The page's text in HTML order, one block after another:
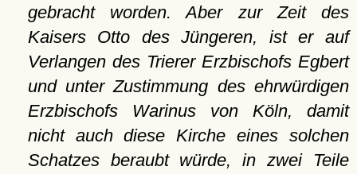
gebracht worden. Aber zur Zeit des
Kaisers Otto des Jüngeren, ist er auf
Verlangen des Trierer Erzbischofs Egbert
und unter Zustimmung des ehrwürdigen
Erzbischofs Warinus von Köln, damit
nicht auch diese Kirche eines solchen
Schatzes beraubt würde, in zwei Teile